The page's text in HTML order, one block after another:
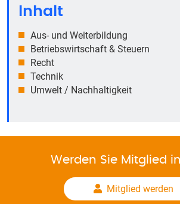
Inhalt
Aus- und Weiterbildung
Betriebswirtschaft & Steuern
Recht
Technik
Umwelt / Nachhaltigkeit
Werden Sie Mitglied
Mitglied werden